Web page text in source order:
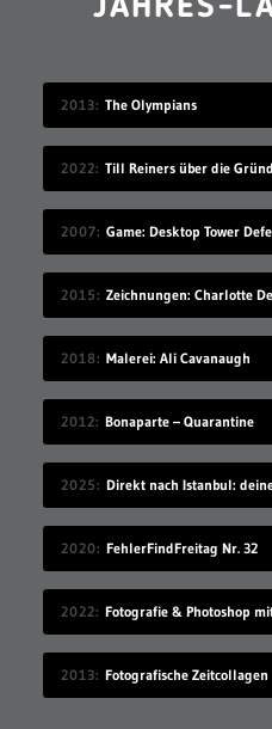
JAHRES-
2013 The Olympians
2022 Till Reiners über die
2007 Game: Desktop Tower
2015 Zeichnungen: Charlotte
2018 Malerei: Ali Cavanaugh
2012 Bonaparte – Quarantine
2025
2020 FehlerFindFreitag Nr. 32
2022 Fotografie & Photoshop
2013 Fotografische Zeitcollagen